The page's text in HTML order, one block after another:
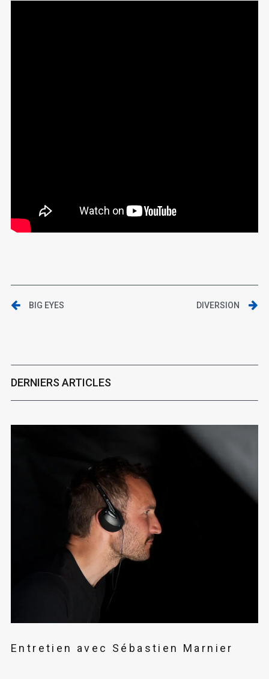
BIG EYES DIVERSION
DERNIERS ARTICLES
Entretien avec Sébastien Marnier